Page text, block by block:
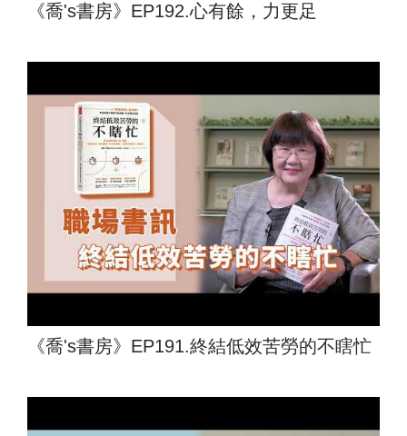
《喬's書房》EP192.心有餘，力更足
《喬's書房》EP191.終結低效苦勞的不瞎忙